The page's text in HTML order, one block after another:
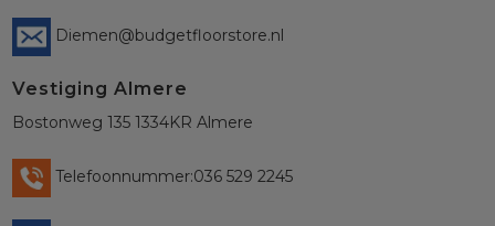
Diemen@budgetfloorstore.nl
Vestiging Almere
Bostonweg 135 1334KR Almere
Telefoonnummer:036 529 2245